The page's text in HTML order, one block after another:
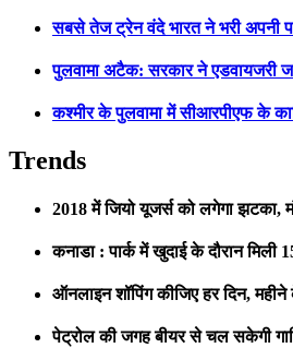
सबसे तेज ट्रेन वंदे भारत ने भरी अपनी
पुलवामा अटैक: सरकार ने एडवायजरी
कश्मीर के पुलवामा में सीआरपीएफ के
Trends
2018 में जियो यूजर्स को लगेगा झटका,
कनाडा : पार्क में खुदाई के दौरान मिली
ऑनलाइन शॉपिंग कीजिए हर दिन,
पेट्रोल की जगह बीयर से चल सकेगी